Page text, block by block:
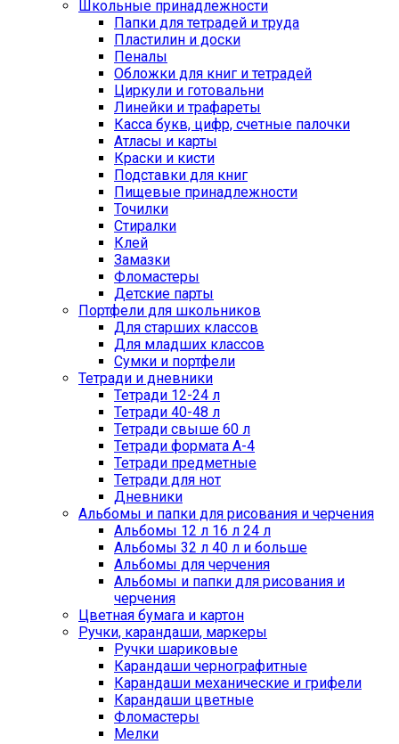
Школьные принадлежности
Папки для тетрадей и труда
Пластилин и доски
Пеналы
Обложки для книг и тетрадей
Циркули и готовальни
Линейки и трафареты
Касса букв, цифр, счетные палочки
Атласы и карты
Краски и кисти
Подставки для книг
Пищевые принадлежности
Точилки
Стиралки
Клей
Замазки
Фломастеры
Детские парты
Портфели для школьников
Для старших классов
Для младших классов
Сумки и портфели
Тетради и дневники
Тетради 12-24 л
Тетради 40-48 л
Тетради свыше 60 л
Тетради формата А-4
Тетради предметные
Тетради для нот
Дневники
Альбомы и папки для рисования и черчения
Альбомы 12 л 16 л 24 л
Альбомы 32 л 40 л и больше
Альбомы для черчения
Альбомы и папки для рисования и
черчения
Цветная бумага и картон
Ручки, карандаши, маркеры
Ручки шариковые
Карандаши чернографитные
Карандаши механические и грифели
Карандаши цветные
Фломастеры
Мелки